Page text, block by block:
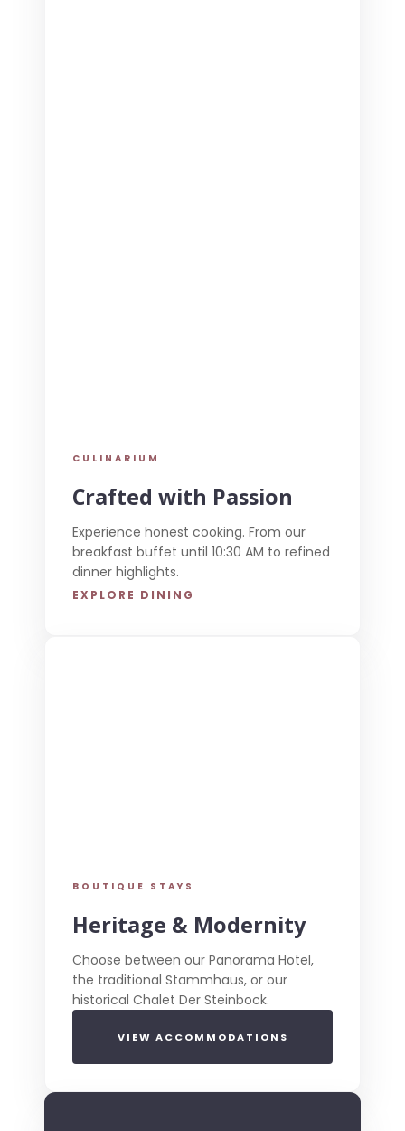
CULINARIUM
Crafted with Passion
Experience honest cooking. From our
breakfast buffet until 10:30 AM to refined
dinner highlights.
EXPLORE DINING
BOUTIQUE STAYS
Heritage & Modernity
Choose between our Panorama Hotel,
the traditional Stammhaus, or our
historical Chalet Der Steinbock.
VIEW ACCOMMODATIONS